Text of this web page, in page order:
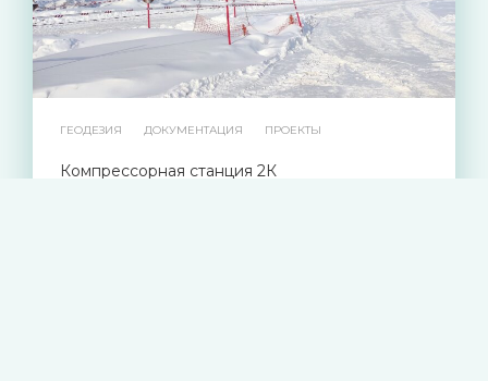
ГЕОДЕЗИЯ ДОКУМЕНТАЦИЯ ПРОЕКТЫ
Компрессорная станция 2К